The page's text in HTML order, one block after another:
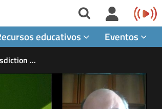
educativos Eventos
...